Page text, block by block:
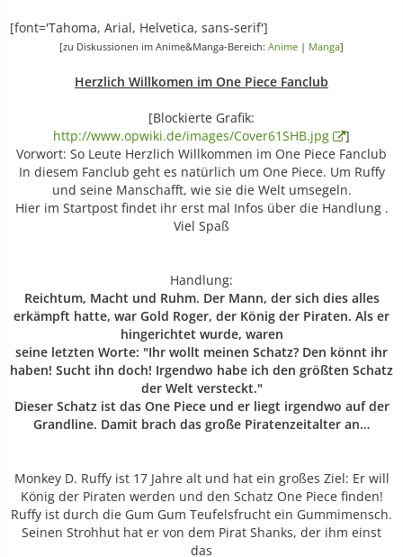
[font='Tahoma, Arial, Helvetica, sans-serif']
[zu Diskussionen im Anime&Manga-Bereich: Anime | Manga]
Herzlich Willkomen im One Piece Fanclub
[Blockierte Grafik:
http://www.opwiki.de/images/Cover61SHB.jpg
]
Vorwort: So Leute Herzlich Willkommen im One Piece Fanclub
In diesem Fanclub geht es natürlich um One Piece. Um Ruffy
und seine Manschafft, wie sie die Welt umsegeln.
Hier im Startpost findet ihr erst mal Infos über die Handlung .
Viel Spaß
Handlung:
Reichtum, Macht und Ruhm. Der Mann, der sich dies alles
erkämpft hatte, war Gold Roger, der König der Piraten. Als er
hingerichtet wurde, waren
seine letzten Worte: "Ihr wollt meinen Schatz? Den könnt ihr
haben! Sucht ihn doch! Irgendwo habe ich den größten Schatz
der Welt versteckt."
Dieser Schatz ist das One Piece und er liegt irgendwo auf der
Grandline. Damit brach das große Piratenzeitalter an…
Monkey D. Ruffy ist 17 Jahre alt und hat ein großes Ziel: Er will
König der Piraten werden und den Schatz One Piece finden!
Ruffy ist durch die Gum Gum Teufelsfrucht ein Gummimensch.
Seinen Strohhut hat er von dem Pirat Shanks, der ihm einst
das